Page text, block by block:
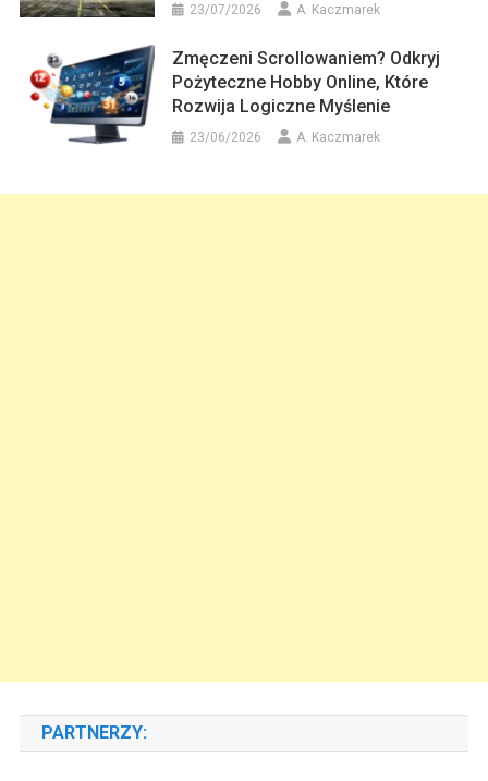
23/07/2026 A. Kaczmarek
Zmęczeni Scrollowaniem? Odkryj
Pożyteczne Hobby Online, Które
Rozwija Logiczne Myślenie
23/06/2026 A. Kaczmarek
PARTNERZY: